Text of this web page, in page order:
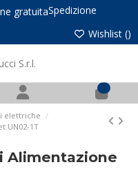
Spedizione
Wishlist ()
elettriche
UN02-1T
Alimentazione